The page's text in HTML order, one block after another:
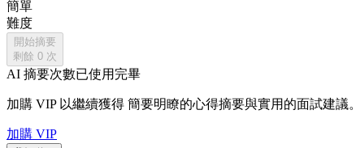
簡單
難度
開始摘要
剩餘 0 次
AI 摘要次數已使用完畢
加購 VIP 以繼續獲得 簡要明瞭的心得摘要與實用的面試建議。
加購 VIP